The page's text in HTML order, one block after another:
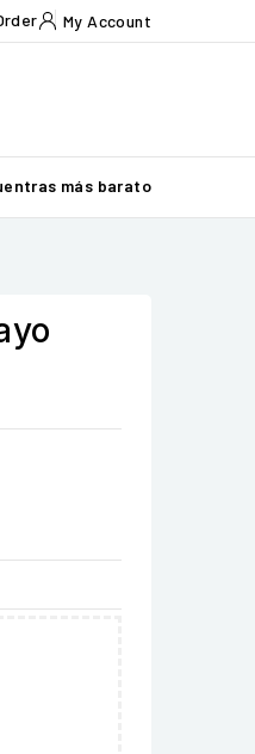
My Account
más barato